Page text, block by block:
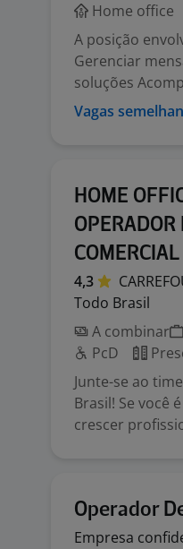
Home office
A posição
Gerenciar
soluções
Vagas
HOME
OPERADOR
COMERCIAL
4,3
Todo Brasil
A combinar
PcD
Junte-se ao
Brasil! Se você
crescer
Operador
Empresa